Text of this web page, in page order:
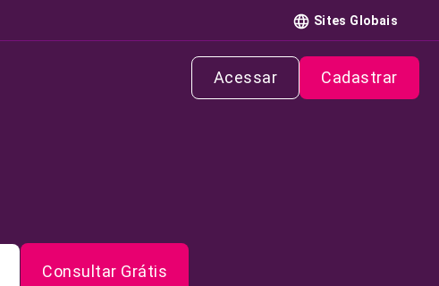
Sites Globais
Acessar Cadastrar
Consultar Grátis